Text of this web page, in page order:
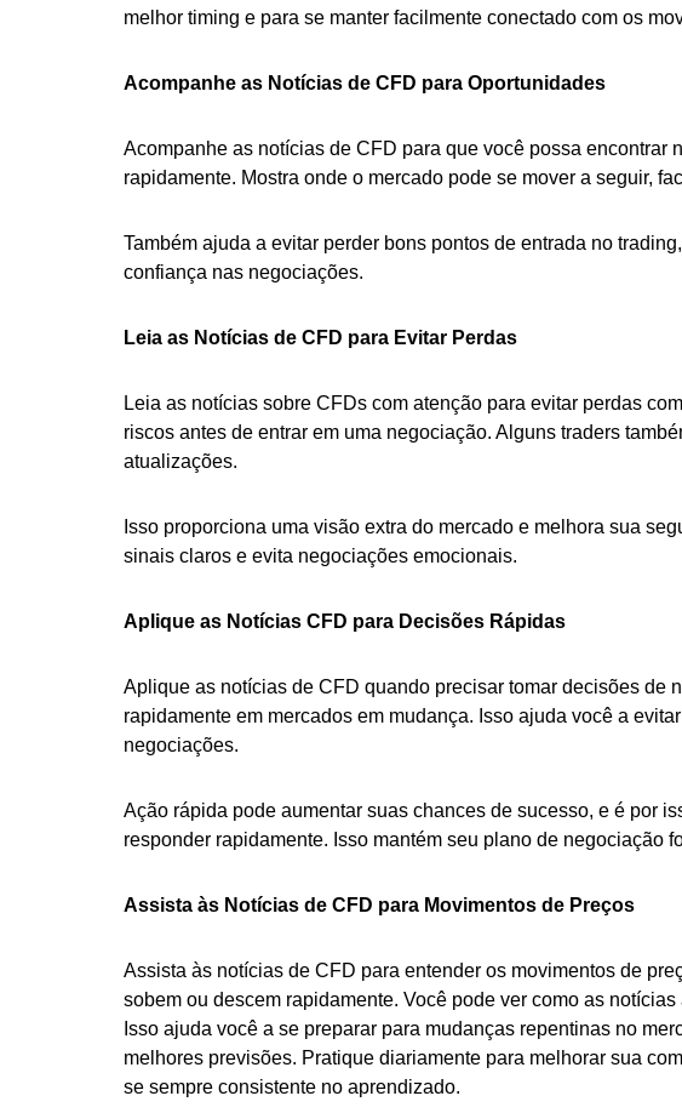
melhor timing e para se manter facilmente conectado com os
Acompanhe as Notícias de CFD para Oportunidades
Acompanhe as notícias de CFD para que você possa encontrar
rapidamente. Mostra onde o mercado pode se mover a seguir,
Também ajuda a evitar perder bons pontos de entrada no
confiança nas negociações.
Leia as Notícias de CFD para Evitar Perdas
Leia as notícias sobre CFDs com atenção para evitar perdas
riscos antes de entrar em uma negociação. Alguns traders
atualizações.
Isso proporciona uma visão extra do mercado e melhora sua
sinais claros e evita negociações emocionais.
Aplique as Notícias CFD para Decisões Rápidas
Aplique as notícias de CFD quando precisar tomar decisões de
rapidamente em mercados em mudança. Isso ajuda você a
negociações.
Ação rápida pode aumentar suas chances de sucesso, e é por
responder rapidamente. Isso mantém seu plano de negociação
Assista às Notícias de CFD para Movimentos de Preços
Assista às notícias de CFD para entender os movimentos de
sobem ou descem rapidamente. Você pode ver como as
Isso ajuda você a se preparar para mudanças repentinas no
melhores previsões. Pratique diariamente para melhorar sua
se sempre consistente no aprendizado.